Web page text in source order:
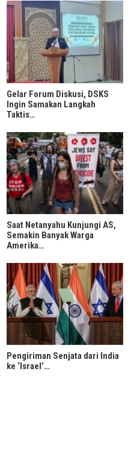
SALAM CHANNEL
Gelar Forum Diskusi, DSKS
Ingin Samakan Langkah
Taktis…
Saat Netanyahu Kunjungi AS,
Semakin Banyak Warga
Amerika…
Pengiriman Senjata dari India
ke ‘Israel’…